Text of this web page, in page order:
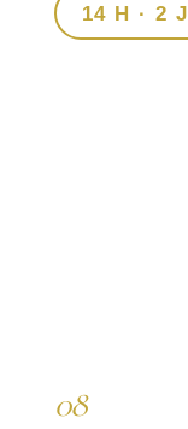
14 H · 2 J
08